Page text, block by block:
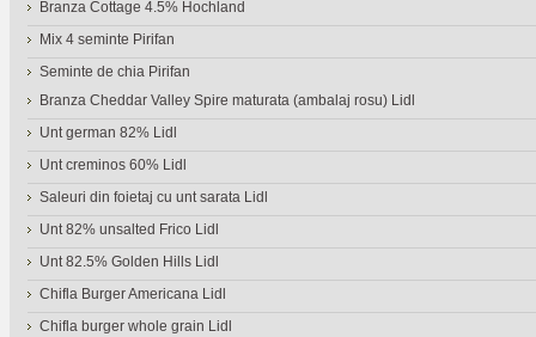
Branza Cottage 4.5% Hochland
Mix 4 seminte Pirifan
Seminte de chia Pirifan
Branza Cheddar Valley Spire maturata (ambalaj rosu) Lidl
Unt german 82% Lidl
Unt creminos 60% Lidl
Saleuri din foietaj cu unt sarata Lidl
Unt 82% unsalted Frico Lidl
Unt 82.5% Golden Hills Lidl
Chifla Burger Americana Lidl
Chifla burger whole grain Lidl